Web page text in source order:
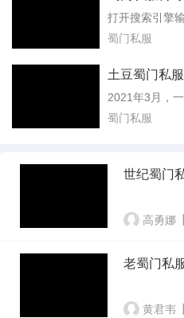
右，北方玩家
十几年前的端
打开搜索引擎
千条链接，页
装”。这些所谓
马、充值骗局
端游在2010年
蜀门私服
土豆蜀门私
2021年3月，
老玩家圈子里
四川人，圈内
蜀门私服
世纪蜀门
高勇娜
老蜀门私
黄君韦